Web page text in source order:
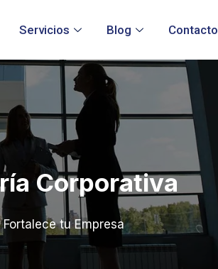
Servicios Blog Contacto
Corporativa
tu Empresa